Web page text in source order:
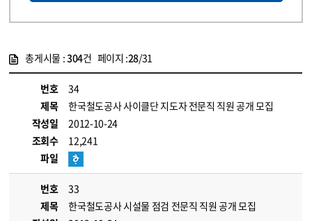
총게시물 :304건 페이지 :28/31
번호
34
제목
한국철도공사 사이클단 지도자 전문직 직원 공개 모집
작성일
2012-10-24
조회수
12,241
파일
번호
33
제목
한국철도공사 시설물 점검 전문직 직원 공개 모집